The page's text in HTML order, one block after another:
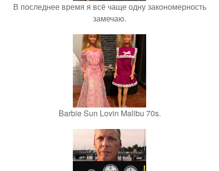
В последнее время я всё чаще одну закономерность
замечаю.
Barbie Sun Lovin Malibu 70s.